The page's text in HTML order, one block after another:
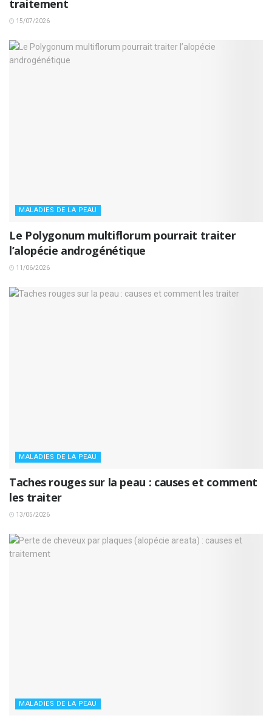
traitement
15/07/2026
MALADIES DE LA PEAU
Le Polygonum multiflorum pourrait traiter
l’alopécie androgénétique
11/06/2026
MALADIES DE LA PEAU
Taches rouges sur la peau : causes et comment
les traiter
13/05/2026
MALADIES DE LA PEAU